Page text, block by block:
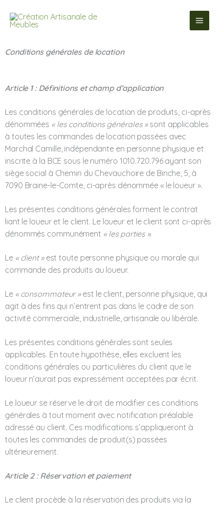
content
Conditions générales de location
Article 1 : Définitions et champ d’application
Les conditions générales de location de produits, ci-après
dénommées « les conditions générales » sont applicables
à toutes les commandes de location passées avec
Marchal Camille, indépendante en personne physique et
inscrite à la BCE sous le numéro 1010.720.796 ayant son
siège social à Chemin du Chevauchoire de Binche, 5, à
7090 Braine-le-Comte, ci-après dénommée « le loueur ».
Les présentes conditions générales forment le contrat
liant le loueur et le client. Le loueur et le client sont ci-après
dénommés communément « les parties ».
Le « client » est toute personne physique ou morale qui
commande des produits au loueur.
Le « consommateur » est le client, personne physique, qui
agit à des fins qui n’entrent pas dans le cadre de son
activité commerciale, industrielle, artisanale ou libérale.
Les présentes conditions générales sont seules
applicables. En toute hypothèse, elles excluent les
conditions générales ou particulières du client que le
loueur n’aurait pas expressément acceptées par écrit.
Le loueur se réserve le droit de modifier ces conditions
générales à tout moment avec notification préalable
adressé au client. Ces modifications s’appliqueront à
toutes les commandes de produit(s) passées
ultérieurement.
Article 2 : Réservation et paiement
Le client procède à la réservation des produits via la